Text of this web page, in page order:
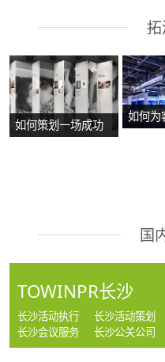
如何策划一场成功
如何为
国
TOWINPR长沙
长沙活动执行
长沙活动策划
长沙会议服务
长沙公关公司